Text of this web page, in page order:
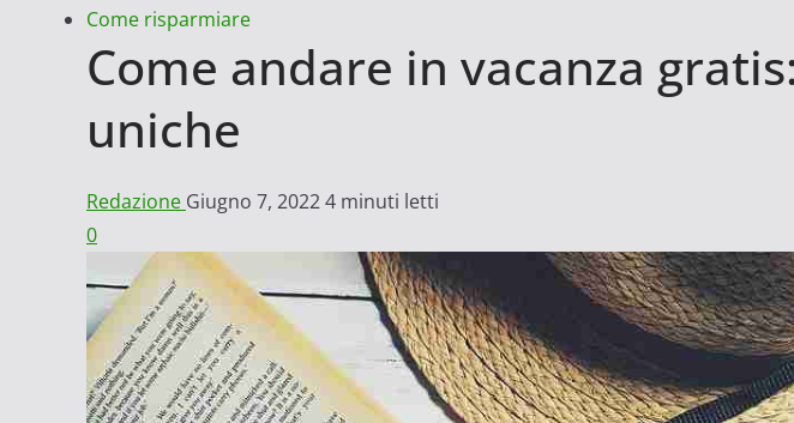
Come risparmiare
Come andare in vacanza
uniche
Redazione Giugno 7, 20224 minuti letti
0